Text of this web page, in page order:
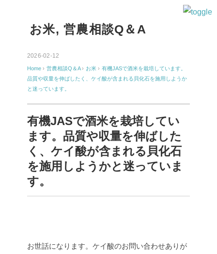
お米, 営農相談Q＆A
2026-02-12
Home › 営農相談Q＆A› お米 › 有機JASで酒米を栽培しています。
品質や収量を伸ばしたく、ケイ酸が含まれる貝化石を施用しようか
と迷っています。
有機JASで酒米を栽培してい
ます。品質や収量を伸ばした
く、ケイ酸が含まれる貝化石
を施用しようかと迷っていま
す。
お世話になります。ケイ酸のお問い合わせありが